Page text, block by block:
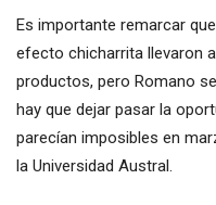
Es importante remarcar
efecto chicharrita llevaron
productos, pero Romano
hay que dejar pasar la
parecían imposibles en
la Universidad Austral.